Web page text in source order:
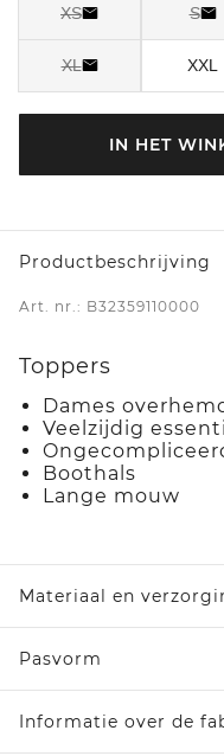
XS S
XL XXL
IN HET
Productbeschrijving
Art. nr.: B32359110000
Toppers
Dames
Veelzijdig
Boothals
Lange mouw
Materiaal en
Pasvorm
Informatie over de